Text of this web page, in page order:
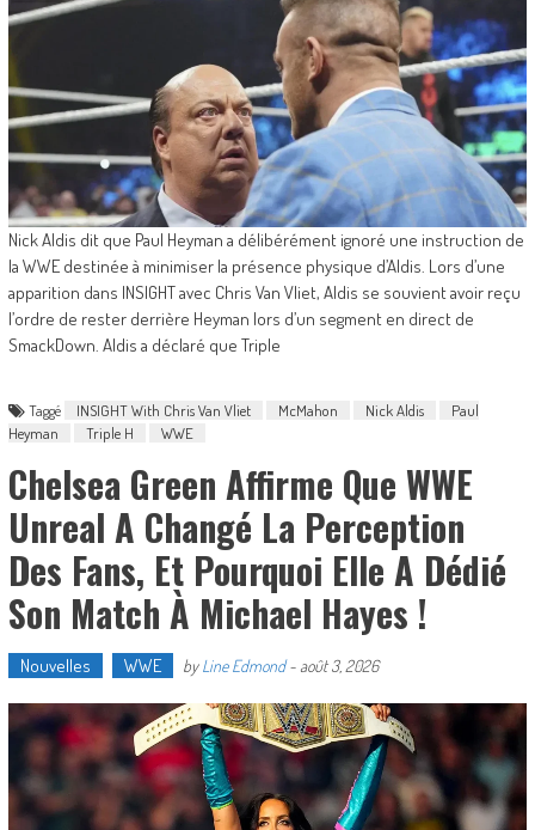
Nick Aldis dit que Paul Heyman a délibérément ignoré une instruction de
la WWE destinée à minimiser la présence physique d’Aldis. Lors d’une
apparition dans INSIGHT avec Chris Van Vliet, Aldis se souvient avoir reçu
l’ordre de rester derrière Heyman lors d’un segment en direct de
SmackDown. Aldis a déclaré que Triple
Taggé INSIGHT With Chris Van Vliet McMahon Nick Aldis
Paul
Heyman
Triple H WWE
Chelsea Green Affirme Que WWE
Unreal A Changé La Perception
Des Fans, Et Pourquoi Elle A Dédié
Son Match À Michael Hayes !
Nouvelles WWE byLine Edmond- août 3, 2026